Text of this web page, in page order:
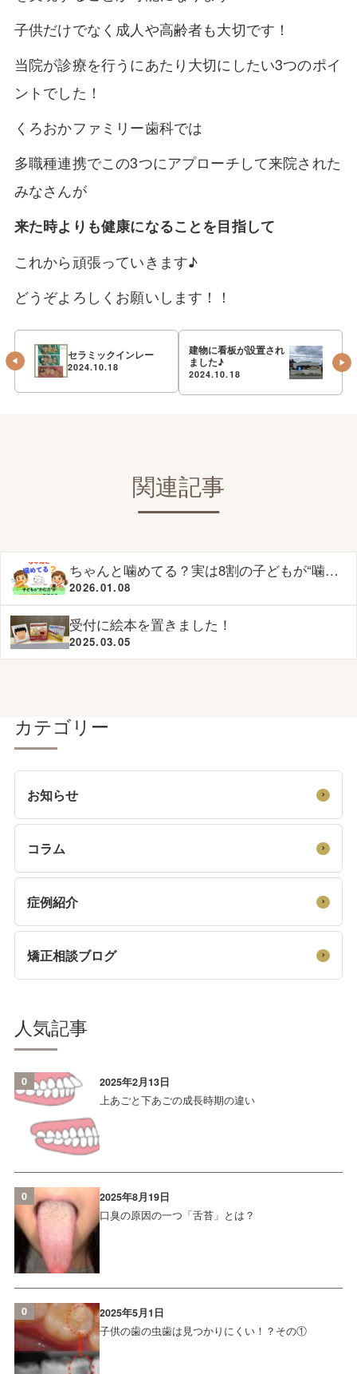
子供だけでなく成人や高齢者も大切です！
当院が診療を行うにあたり大切にしたい3つのポイ
ントでした！
くろおかファミリー歯科では
多職種連携でこの3つにアプローチして来院された
みなさんが
来た時よりも健康になることを目指して
これから頑張っていきます♪
どうぞよろしくお願いします！！
セラミックインレー
2024.10.18
建物に看板が設置され
ました♪
2024.10.18
関連記事
ちゃんと噛めてる？実は8割の子どもが“噛め
ていない”って知ってましたか？
2026.01.08
受付に絵本を置きました！
2025.03.05
カテゴリー
お知らせ
コラム
症例紹介
矯正相談ブログ
人気記事
0
2025年2月13日
上あごと下あごの成長時期の違い
0
2025年8月19日
口臭の原因の一つ「舌苔」とは？
0
2025年5月1日
子供の歯の虫歯は見つかりにくい！？その①